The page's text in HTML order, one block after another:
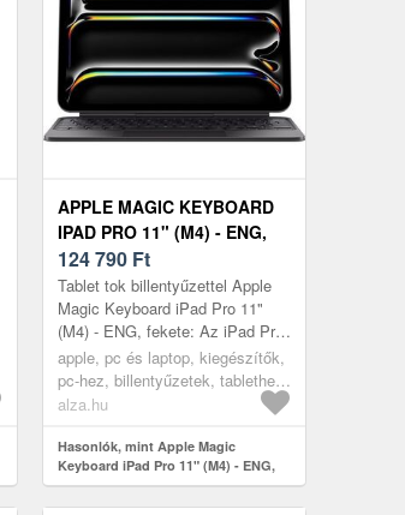
APPLE MAGIC KEYBOARD
IPAD PRO 11" (M4) - ENG,
FEKETE
124 790 Ft
Tablet tok billentyűzettel Apple
Magic Keyboard iPad Pro 11"
(M4) - ENG, fekete: Az iPad Pro
11" (M4) készülékhez készült
Apple Magic Keyboard egy ...
apple, pc és laptop, kiegészítők,
pc-hez, billentyűzetek, tablethez
és telefonhoz
alza.hu
Hasonlók, mint Apple Magic
Keyboard iPad Pro 11" (M4) - ENG,
fekete